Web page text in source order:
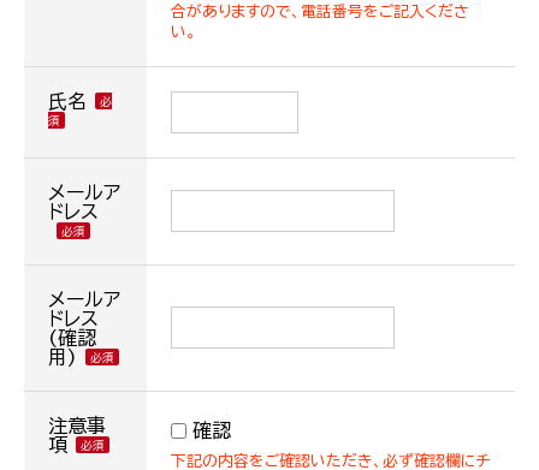
合がありますので、電話番号をご記入くださ
い。
氏名
メールア
ドレス
メールア
ドレス
(確認
用)
注意事
項
確認
下記の内容をご確認いただき、必ず確認欄にチ